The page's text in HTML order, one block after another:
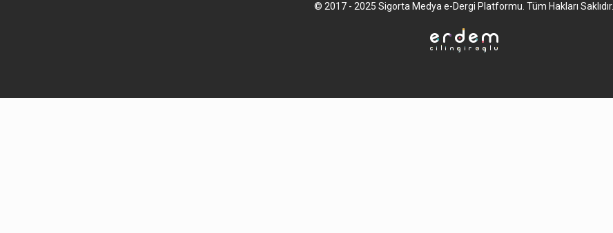
© 2017 - 2025 Sigorta Medya e-Dergi Platformu. Tüm Hakları Saklıdır.